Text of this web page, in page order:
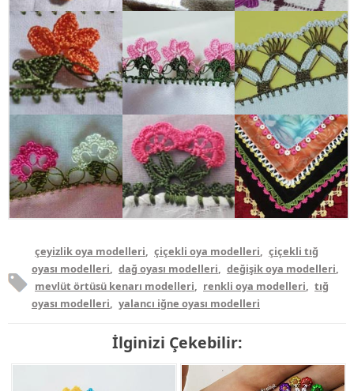
çeyizlik oya modelleri, çiçekli oya modelleri, çiçekli tığ
oyası modelleri, dağ oyası modelleri, değişik oya modelleri,
mevlüt örtüsü kenarı modelleri, renkli oya modelleri, tığ
oyası modelleri, yalancı iğne oyası modelleri
İlginizi Çekebilir: